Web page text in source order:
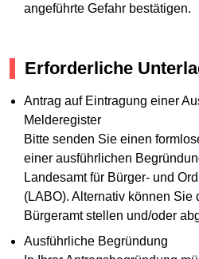
angeführte Gefahr bestätigen.
Erforderliche
Antrag auf Eintragung einer
Melderegister
Bitte senden Sie einen
einer ausführlichen
Landesamt für Bürger- und
(LABO). Alternativ können Sie
Bürgeramt stellen und/oder
Ausführliche Begründung